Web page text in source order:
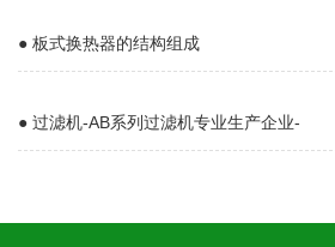
● 板式换热器的结构组成
● 过滤机-AB系列过滤机专业生产企业-